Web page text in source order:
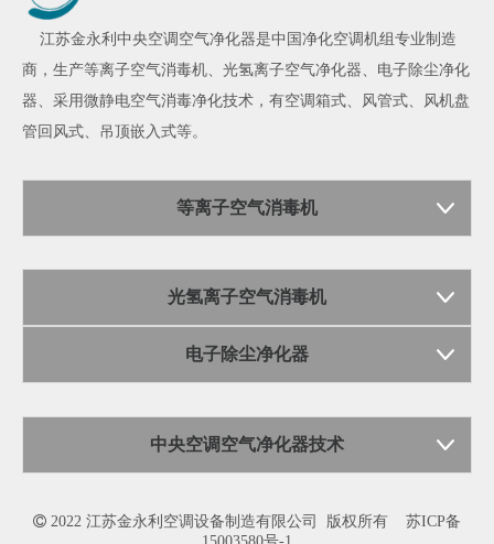
江苏金永利 中央空调空气净化器是中国净化空调机组专业制造
商，生产等离子空气消毒机、 光氢离子空气净化器、 电子除尘净化
器、采用微静电空气消毒净化技术，有空调箱式、风管式、风机盘
管回风式、吊顶嵌入式等。
等离子空气消毒机
光氢离子空气消毒机
电子除尘净化器
中央空调空气净化器技术
 2022 江苏金永利空调设备制造有限公司 版权所有 苏ICP备